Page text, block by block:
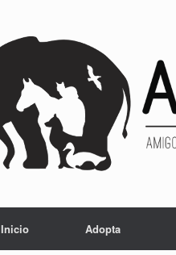
Inicio Adopta